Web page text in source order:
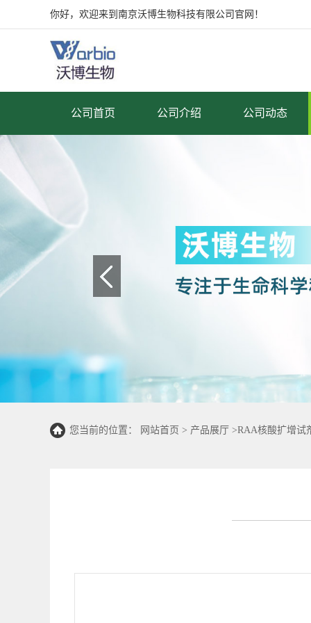
你好，欢迎来到南京沃博生物科技有限公司官网！
公司首页 公司介绍 公司动态
您当前的位置： 网站首页 > 产品展厅 >RAA核酸扩增试